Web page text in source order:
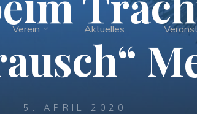
Verein Aktuelles
5. APRIL 2020